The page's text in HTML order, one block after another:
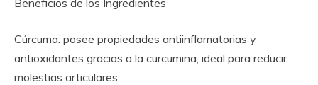
Beneficios de los Ingredientes
Cúrcuma: posee propiedades antiinflamatorias y
antioxidantes gracias a la curcumina, ideal para reducir
molestias articulares.